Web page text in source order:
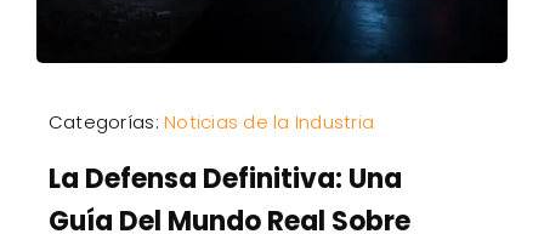
Categorías:Noticias de la Industria
La Defensa Definitiva: Una
Guía Del Mundo Real Sobre